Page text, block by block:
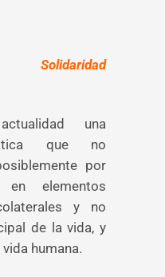
una
que no
por
en elementos
y no
de la vida, y
humana.